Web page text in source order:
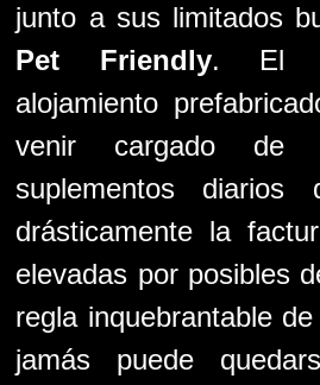
junto a sus limitados
Pet Friendly. El
alojamiento
venir cargado de
suplementos diarios
drásticamente la
elevadas por posibles
regla inquebrantable
jamás puede